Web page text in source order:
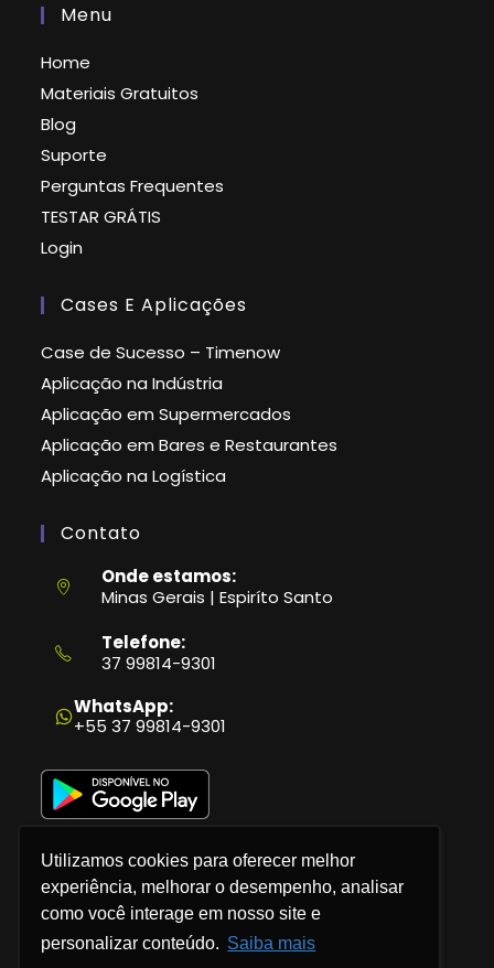
Utilizamos cookies para oferecer melhor
experiência, melhorar o desempenho, analisar
como você interage em nosso site e
personalizar conteúdo. Saiba mais
Menu
Home
Materiais Gratuitos
Blog
Suporte
Perguntas Frequentes
TESTAR GRÁTIS
Login
Cases E Aplicações
Case de Sucesso – Timenow
Aplicação na Indústria
Aplicação em Supermercados
Aplicação em Bares e Restaurantes
Aplicação na Logística
Contato
Onde estamos:
Minas Gerais | Espiríto Santo
Telefone:
37 99814-9301
em
seu
aplicativo
WhatsApp:
+55 37 99814-9301
Política de Privacidade